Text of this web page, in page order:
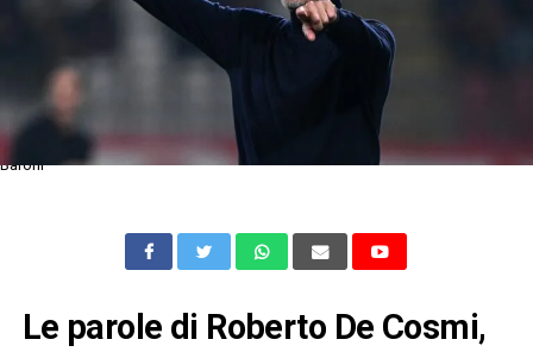
Baroni
Le parole di Roberto De Cosmi,